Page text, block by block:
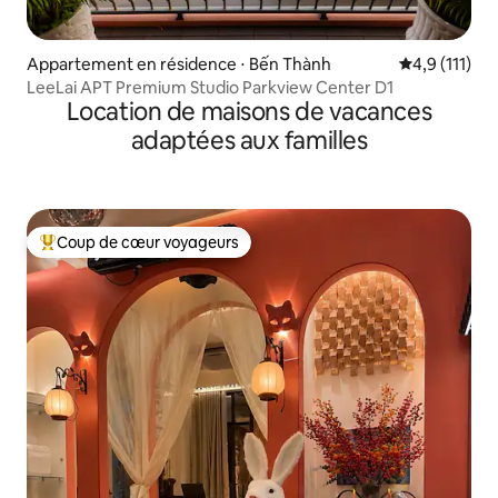
Appartement en résidence ⋅ Bến Thành Évaluation
4,9 (111)
LeeLai APT Premium Studio Parkview Center D1
Location de maisons de vacances
adaptées aux familles
Coups de cœur voyageurs les plus appréciés
Coup de cœur voyageurs